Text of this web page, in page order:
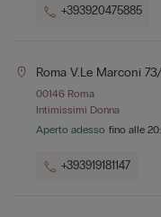
+393920475885
Roma V.le Marconi
00146 Roma
Intimissimi Donna
Aperto adesso fino alle
+393919181147